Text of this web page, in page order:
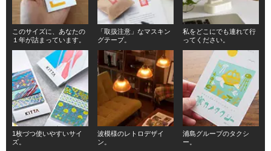
このサイズに、あなたの
１年が詰まっています。
「取扱注意」なマスキン
グテープ。
私をどこにでも連れて行
ってください。
1枚づつ使いやすいサイ
ズ。
波模様のレトロデザイ
ン。
浦島グループのタクシ
ー。